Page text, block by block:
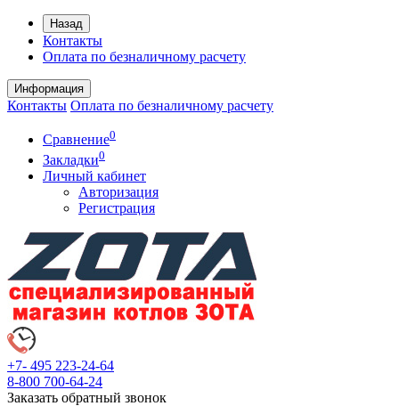
Назад
Контакты
Оплата по безналичному расчету
Информация
Контакты Оплата по безналичному расчету
Сравнение0
Закладки0
Личный кабинет
Авторизация
Регистрация
+7- 495 223-24-64
8-800 700-64-24
Заказать обратный звонок